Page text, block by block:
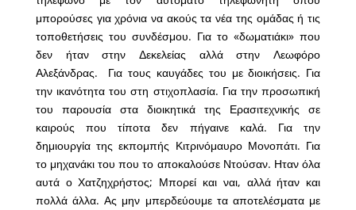
μπορούσες για χρόνια να ακούς τα νέα της ομάδας ή τις
τοποθετήσεις του συνδέσμου. Για το «δωματιάκι» που
δεν ήταν στην Δεκελείας αλλά στην Λεωφόρο
Αλεξάνδρας. Για τους καυγάδες του με διοικήσεις. Για
την ικανότητα του στη στιχοπλασία. Για την προσωπική
του παρουσία στα διοικητικά της Ερασιτεχνικής σε
καιρούς που τίποτα δεν πήγαινε καλά. Για την
δημιουργία της εκπομπής Κιτρινόμαυρο Μονοπάτι. Για
το μηχανάκι του που το αποκαλούσε Ντούσαν. Ηταν όλα
αυτά ο Χατζηχρήστος; Μπορεί και ναι, αλλά ήταν και
πολλά άλλα. Ας μην μπερδεύουμε τα αποτελέσματα με